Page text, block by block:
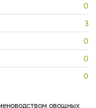
0
3
0
0
0
овощных